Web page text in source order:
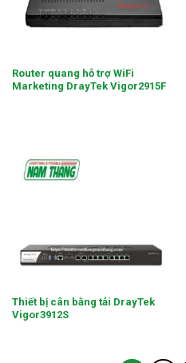
Router quang hỗ trợ WiFi
Marketing DrayTek Vigor2915F
Thiết bị cân bằng tải DrayTek
Vigor3912S